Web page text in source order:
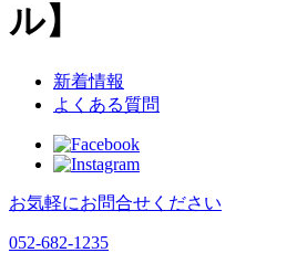
ル】
新着情報
よくある質問
お気軽にお問合せください
052-682-1235